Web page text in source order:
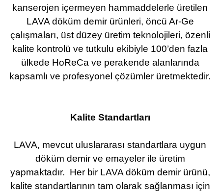
kanserojen içermeyen hammaddelerle üretilen
LAVA döküm demir ürünleri, öncü Ar-Ge
çalışmaları, üst düzey üretim teknolojileri, özenli
kalite kontrolü ve tutkulu ekibiyle 100’den fazla
ülkede HoReCa ve perakende alanlarında
kapsamlı ve profesyonel çözümler üretmektedir.
Kalite Standartları
LAVA, mevcut uluslararası standartlara uygun
döküm demir ve emayeler ile üretim
yapmaktadır. Her bir LAVA döküm demir ürünü,
kalite standartlarının tam olarak sağlanması için